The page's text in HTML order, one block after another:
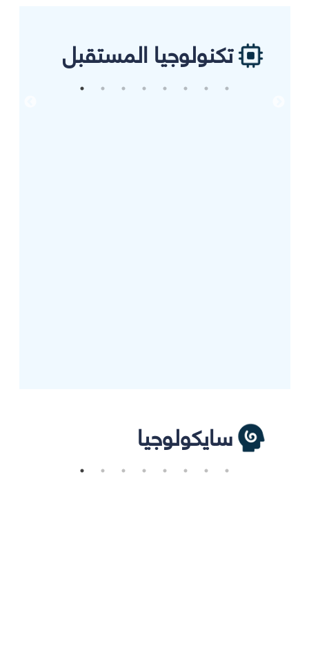
تكنولوجيا المستقبل
سايكولوجيا